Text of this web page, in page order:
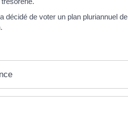
décidé de voter un plan pluriannuel